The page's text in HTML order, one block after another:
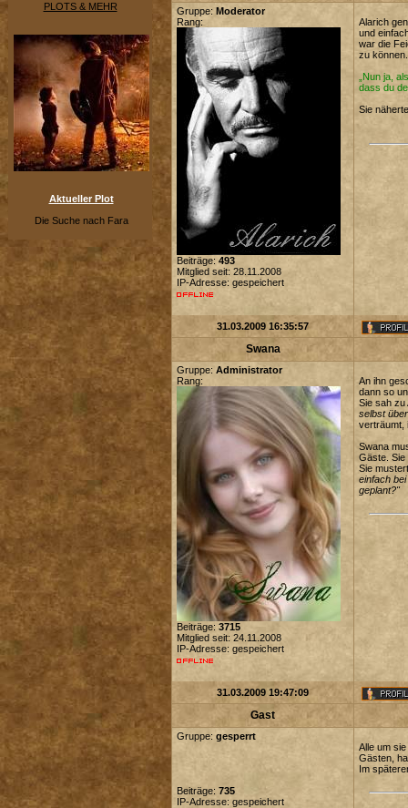
PLOTS & MEHR
Aktueller Plot
Die Suche nach Fara
Gruppe: Moderator
Rang:
Beiträge: 493
Mitglied seit: 28.11.2008
IP-Adresse: gespeichert
Alarich
und
war die
zu können.
„Nun ja,
dass du
Sie
31.03.2009 16:35:57
Swana
Gruppe: Administrator
Rang:
Beiträge: 3715
Mitglied seit: 24.11.2008
IP-Adresse: gespeichert
An ihn
dann so
Sie sah zu
selbst
verträumt,
Swana
Gäste. Sie
Sie
einfach
geplant?"
31.03.2009 19:47:09
Gast
Gruppe: gesperrt
Beiträge: 735
IP-Adresse: gespeichert
Alle um
Gästen,
Im